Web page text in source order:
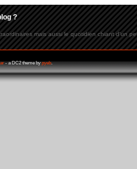
?
mais aussi le quotidien chiant d'un
- a DC2 theme bypyeb.